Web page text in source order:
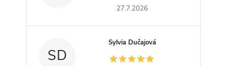
27.7.2026
SD
Sylvia Dučajová